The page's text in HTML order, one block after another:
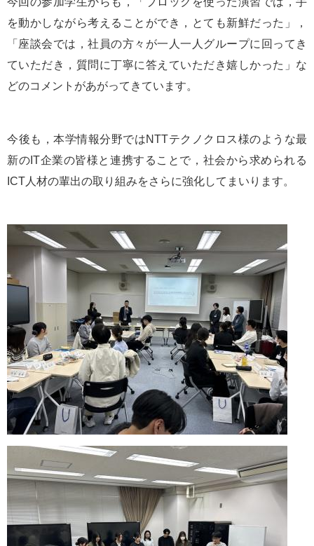
を動かしながら考えることができ，とても新鮮だった」，
「座談会では，社員の方々が一人一人グループに回ってき
ていただき，質問に丁寧に答えていただき嬉しかった」な
どのコメントがあがってきています。
今後も，本学情報分野ではNTTテクノクロス様のような最
新のIT企業の皆様と連携することで，社会から求められる
ICT人材の輩出の取り組みをさらに強化してまいります。